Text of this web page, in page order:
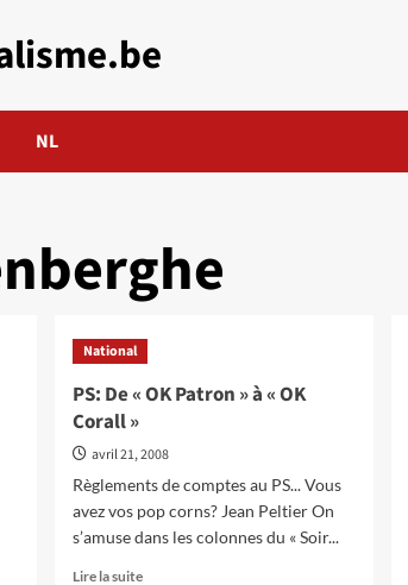
NL
National
PS: De « OK Patron » à « OK
Corall »
avril 21, 2008
Règlements de comptes au PS... Vous
avez vos pop corns? Jean Peltier On
s’amuse dans les colonnes du « Soir...
Lire la suiteEn